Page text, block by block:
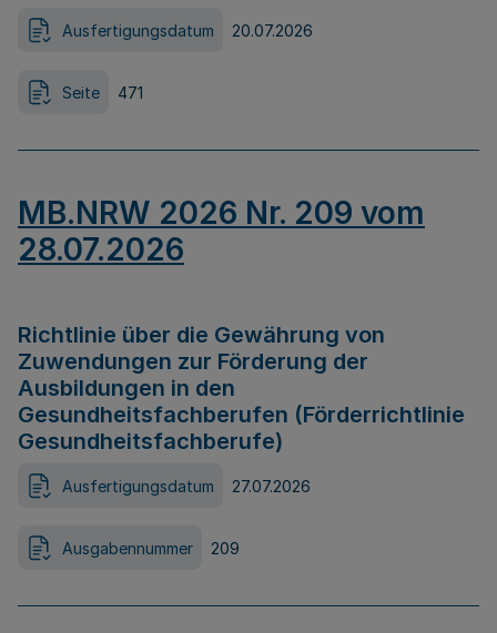
Ausfertigungsdatum 20.07.2026
Seite 471
MB.NRW 2026 Nr. 209 vom
28.07.2026
Richtlinie über die Gewährung von
Zuwendungen zur Förderung der
Ausbildungen in den
Gesundheitsfachberufen (Förderrichtlinie
Gesundheitsfachberufe)
Ausfertigungsdatum 27.07.2026
Ausgabennummer 209